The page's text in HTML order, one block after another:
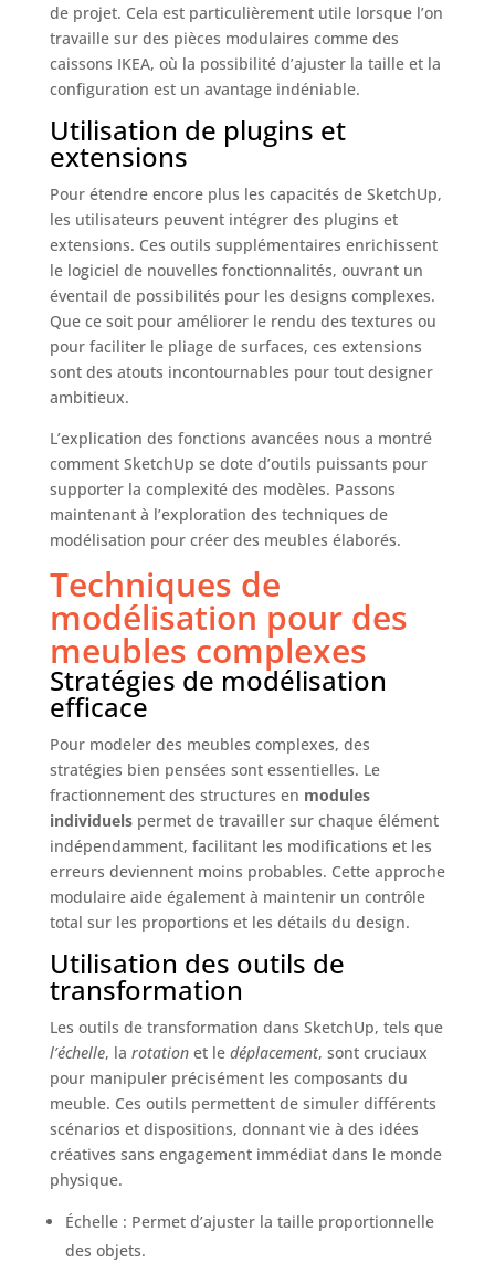
de projet. Cela est particulièrement utile lorsque l’on
travaille sur des pièces modulaires comme des
caissons IKEA, où la possibilité d’ajuster la taille et la
configuration est un avantage indéniable.
Utilisation de plugins et
extensions
Pour étendre encore plus les capacités de SketchUp,
les utilisateurs peuvent intégrer des plugins et
extensions. Ces outils supplémentaires enrichissent
le logiciel de nouvelles fonctionnalités, ouvrant un
éventail de possibilités pour les designs complexes.
Que ce soit pour améliorer le rendu des textures ou
pour faciliter le pliage de surfaces, ces extensions
sont des atouts incontournables pour tout designer
ambitieux.
L’explication des fonctions avancées nous a montré
comment SketchUp se dote d’outils puissants pour
supporter la complexité des modèles. Passons
maintenant à l’exploration des techniques de
modélisation pour créer des meubles élaborés.
Techniques de
modélisation pour des
meubles complexes
Stratégies de modélisation
efficace
Pour modeler des meubles complexes, des
stratégies bien pensées sont essentielles. Le
fractionnement des structures en modules
individuelspermet de travailler sur chaque élément
indépendamment, facilitant les modifications et les
erreurs deviennent moins probables. Cette approche
modulaire aide également à maintenir un contrôle
total sur les proportions et les détails du design.
Utilisation des outils de
transformation
Les outils de transformation dans SketchUp, tels que
l’échelle, la rotationet le déplacement, sont cruciaux
pour manipuler précisément les composants du
meuble. Ces outils permettent de simuler différents
scénarios et dispositions, donnant vie à des idées
créatives sans engagement immédiat dans le monde
physique.
Échelle : Permet d’ajuster la taille proportionnelle
des objets.